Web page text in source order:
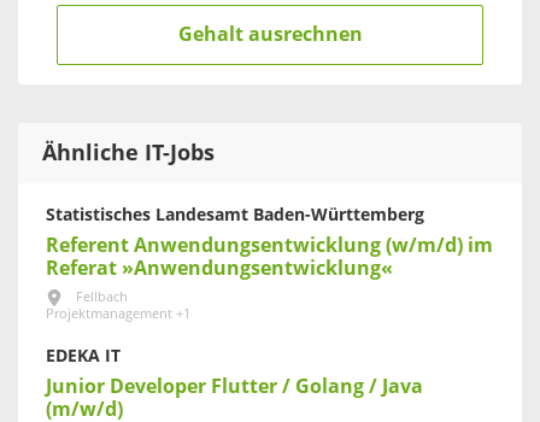
Gehalt ausrechnen
Ähnliche IT-Jobs
Statistisches Landesamt Baden-Württemberg
Referent Anwendungsentwicklung (w/m/d) im
Referat »Anwendungsentwicklung«
Fellbach
Projektmanagement +1
EDEKA IT
Junior Developer Flutter / Golang / Java
(m/w/d)